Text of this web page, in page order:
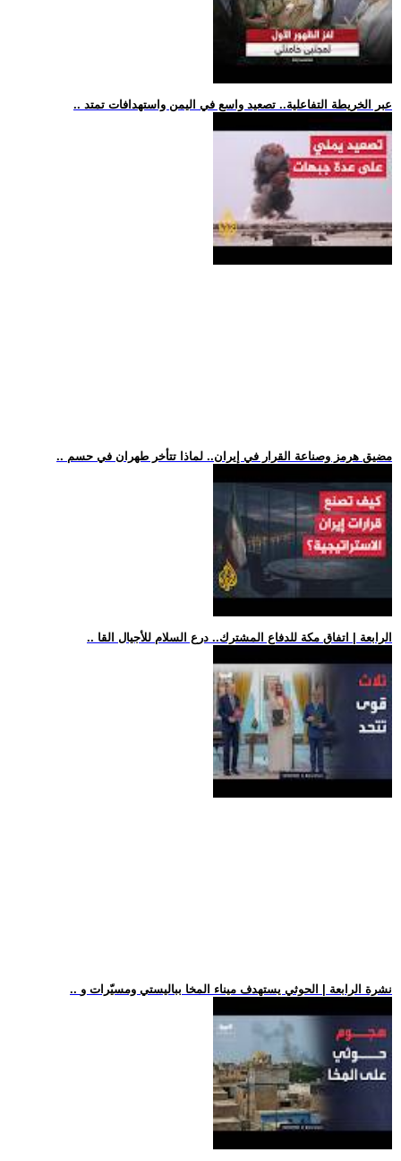
.. عبر الخريطة التفاعلية.. تصعيد واسع في اليمن واستهدافات تمتد
.. مضيق هرمز وصناعة القرار في إيران.. لماذا تتأخر طهران في حسم
.. الرابعة | اتفاق مكة للدفاع المشترك.. درع السلام للأجيال القا
.. نشرة الرابعة | الحوثي يستهدف ميناء المخا بباليستي ومسيّرات و